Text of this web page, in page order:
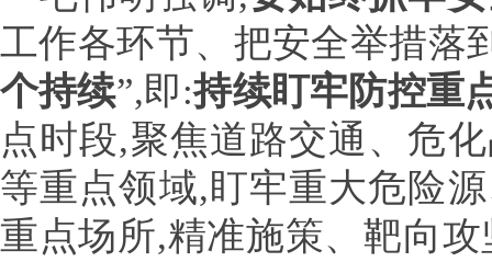
工作各环节、把安全举措落
个持续”,即:持续盯牢防控重
点时段,聚焦道路交通、危
等重点领域,盯牢重大危险
重点场所,精准施策、靶向